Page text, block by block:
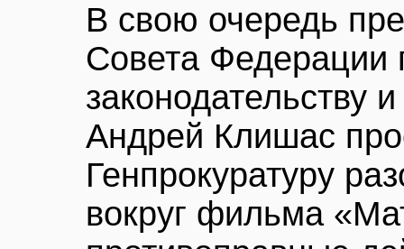
В свою очередь
Совета Федерации
законодательству
Андрей Клишас
Генпрокуратуру
вокруг фильма